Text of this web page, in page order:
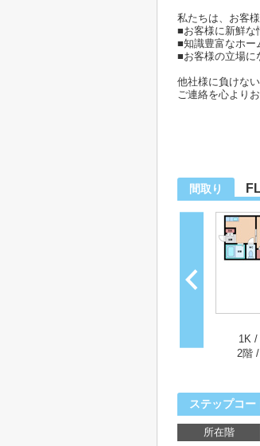
私たちは、お客
■お客様に新鮮な
■知識豊富なホー
■お客様の立場に
他社様に負けな
ご連絡を心より
間取り
1K /
2階 /
ステップコー
所在階